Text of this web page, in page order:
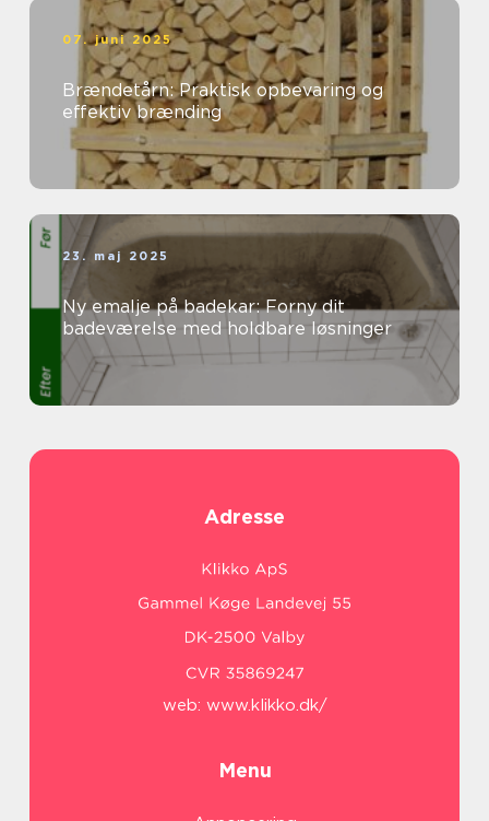
07. juni 2025
Brændetårn: Praktisk opbevaring og
effektiv brænding
23. maj 2025
Ny emalje på badekar: Forny dit
badeværelse med holdbare løsninger
Adresse
web: www.klikko.dk/
Menu